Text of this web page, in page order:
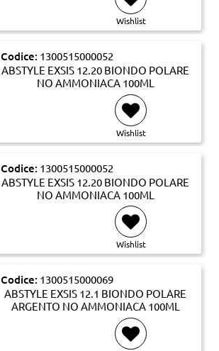
Wishlist
Codice: 1300515000052
ABSTYLE EXSIS 12.20 BIONDO POLARE
NO AMMONIACA 100ML
Wishlist
Codice: 1300515000052
ABSTYLE EXSIS 12.20 BIONDO POLARE
NO AMMONIACA 100ML
Wishlist
Codice: 1300515000069
ABSTYLE EXSIS 12.1 BIONDO POLARE
ARGENTO NO AMMONIACA 100ML